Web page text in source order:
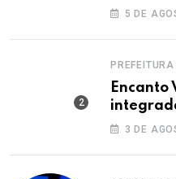
da elite
5 DE
Encanto
gratuitos
3 DE